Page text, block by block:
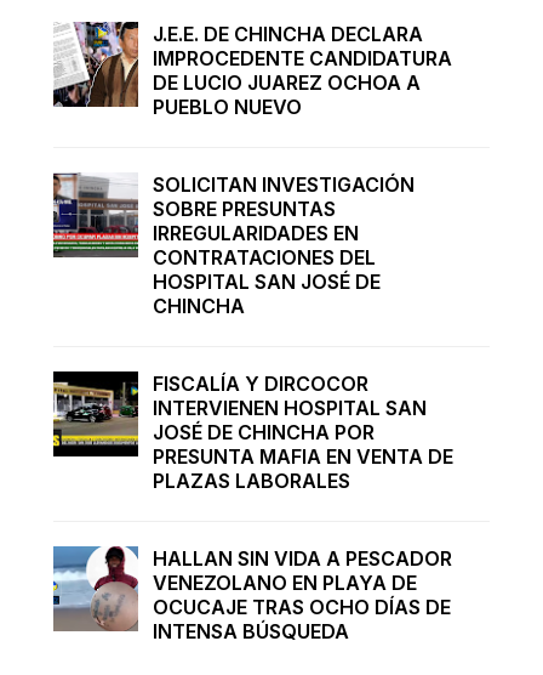
J.E.E. DE CHINCHA DECLARA
IMPROCEDENTE CANDIDATURA
DE LUCIO JUAREZ OCHOA A
PUEBLO NUEVO
SOLICITAN INVESTIGACIÓN
SOBRE PRESUNTAS
IRREGULARIDADES EN
CONTRATACIONES DEL
HOSPITAL SAN JOSÉ DE
CHINCHA
FISCALÍA Y DIRCOCOR
INTERVIENEN HOSPITAL SAN
JOSÉ DE CHINCHA POR
PRESUNTA MAFIA EN VENTA DE
PLAZAS LABORALES
HALLAN SIN VIDA A PESCADOR
VENEZOLANO EN PLAYA DE
OCUCAJE TRAS OCHO DÍAS DE
INTENSA BÚSQUEDA